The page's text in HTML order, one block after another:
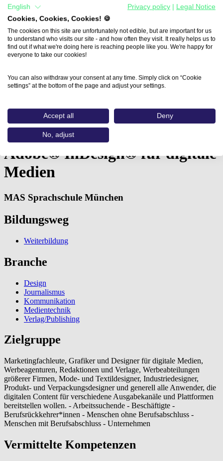
Home
Aus- und Weiterbildungen
Adobe® InDesign® für digitale…
Adobe® InDesign® für digitale
Medien
MAS Sprachschule München
Bildungsweg
Weiterbildung
Branche
Design
Journalismus
Kommunikation
Medientechnik
Verlag/Publishing
Zielgruppe
Marketingfachleute, Grafiker und Designer für digitale Medien,
Werbeagenturen, Redaktionen und Verlage, Werbeabteilungen
größerer Firmen, Mode- und Textildesigner, Industriedesigner,
Produkt- und Verpackungsdesigner und generell alle Anwender, die
digitalen Content für verschiedene Ausgabekanäle und Plattformen
bereitstellen wollen. - Arbeitssuchende - Beschäftigte -
Berufsrückkehrer*innen - Menschen ohne Berufsabschluss -
Menschen mit Berufsabschluss - Unternehmen
Vermittelte Kompetenzen
English Privacy policy
Legal Notice
Cookies, Cookies, Cookies! 🍪
The cookies on this site are unfortunately not edible, but are important for us
to understand who visits our site - and how often they visit. It really helps us to
find out if what we're doing here is reaching people like you. We're happy for
everyone to take our cookies!
You can also withdraw your consent at any time. Simply click on “Cookie
settings” at the bottom of the page and adjust your settings.
Accept all Deny
No, adjust